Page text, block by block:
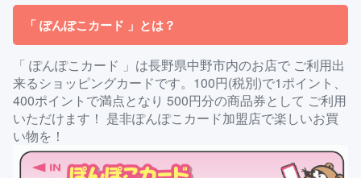
「 ぽんぽこカード 」とは？
「 ぽんぽこカード 」は長野県中野市内のお店で ご利用出
来るショッピングカードです。100円(税別)で1ポイント、
400ポイントで満点となり 500円分の商品券として ご利用
いただけます！ 是非ぽんぽこカード加盟店で楽しいお買
い物を！